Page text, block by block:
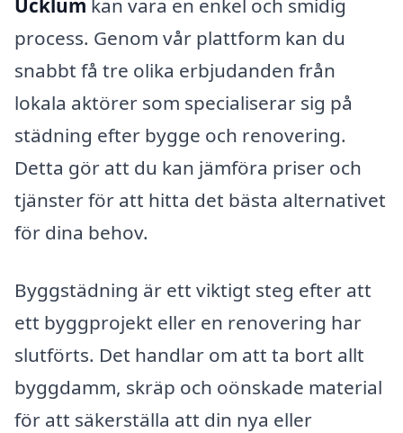
Ucklum kan vara en enkel och smidig
process. Genom vår plattform kan du
snabbt få tre olika erbjudanden från
lokala aktörer som specialiserar sig på
städning efter bygge och renovering.
Detta gör att du kan jämföra priser och
tjänster för att hitta det bästa alternativet
för dina behov.
Byggstädning är ett viktigt steg efter att
ett byggprojekt eller en renovering har
slutförts. Det handlar om att ta bort allt
byggdamm, skräp och oönskade material
för att säkerställa att din nya eller